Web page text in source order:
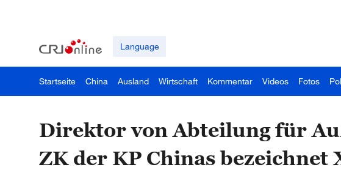
Language
Startseite China Ausland Wirtschaft Kommentar Videos Fotos
Direktor von Abteilung für
ZK der KP Chinas bezeichnet